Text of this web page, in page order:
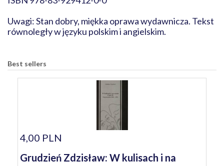
Uwagi: Stan dobry, miękka oprawa wydawnicza. Tekst
równoległy w języku polskim i angielskim.
Best sellers
4,00 PLN
Grudzień Zdzisław: W kulisach i na